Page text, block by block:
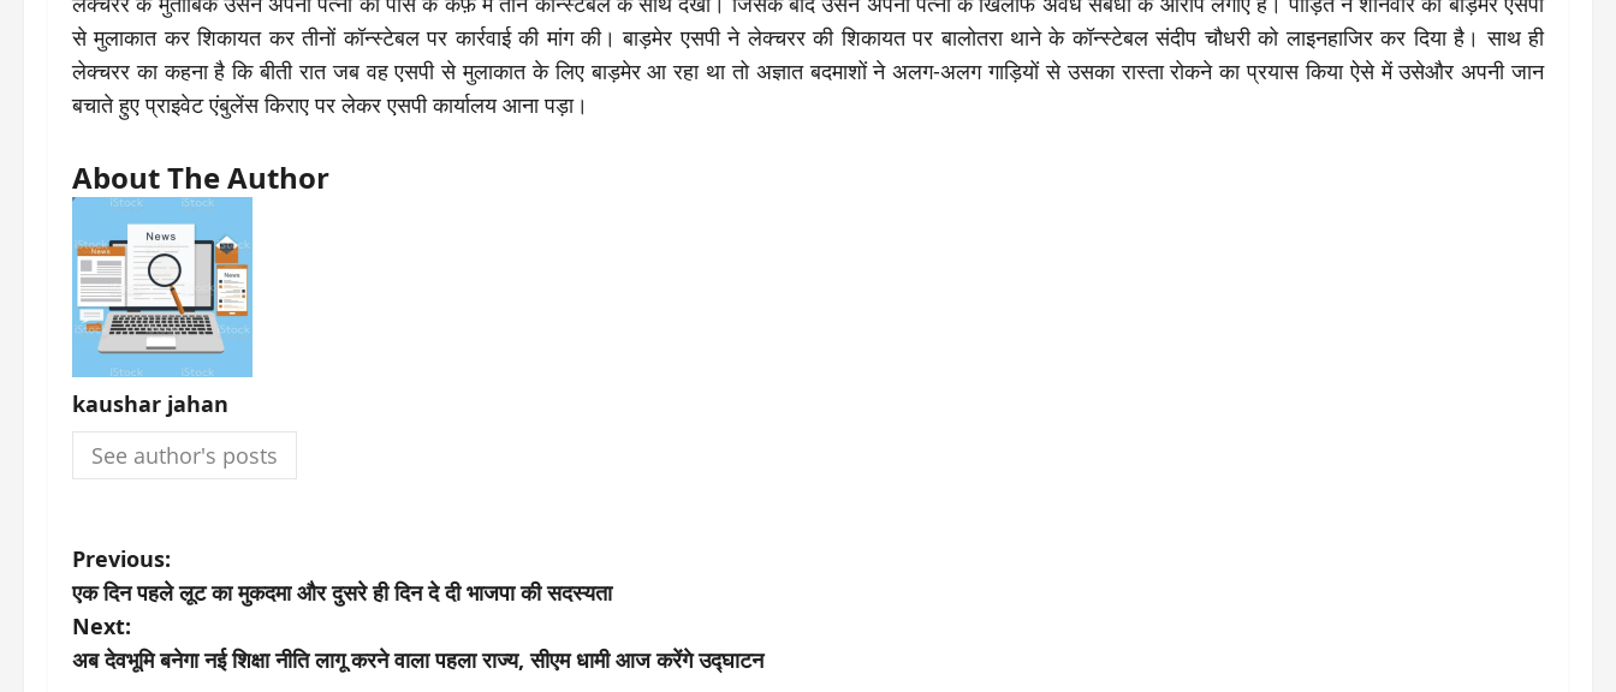
से मुलाकात कर शिकायत कर तीनों कॉन्स्टेबल पर कार्रवाई की मांग की। बाड़मेर एसपी ने लेक्चरर की शिकायत पर बालोतरा थाने के कॉन्स्टेबल संदीप चौधरी को लाइनहाजिर कर दिया है। साथ ही
लेक्चरर का कहना है कि बीती रात जब वह एसपी से मुलाकात के लिए बाड़मेर आ रहा था तो अज्ञात बदमाशों ने अलग-अलग गाड़ियों से उसका रास्ता रोकने का प्रयास किया ऐसे में उसेऔर अपनी जान
बचाते हुए प्राइवेट एंबुलेंस किराए पर लेकर एसपी कार्यालय आना पड़ा।
About The Author
kaushar jahan
See author's posts
P
o
s
Previous:
एक दिन पहले लूट का मुकदमा और दुसरे ही दिन दे दी भाजपा की सदस्यता
Next:
अब देवभूमि बनेगा नई शिक्षा नीति लागू करने वाला पहला राज्य, सीएम धामी आज करेंगे उद्घाटन